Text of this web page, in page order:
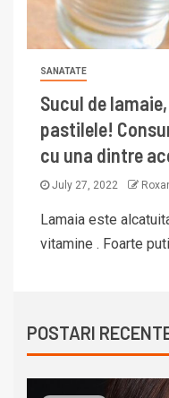
SANATATE
Sucul de
pastilele!
cu una dintre
July 27, 2022
Lamaia este
vitamine . Foarte
POSTARI